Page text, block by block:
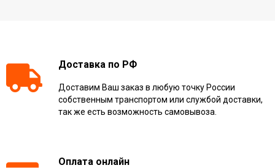
Доставка по РФ
Доставим Ваш заказ в любую точку России
собственным транспортом или службой доставки,
так же есть возможность самовывоза.
Оплата онлайн